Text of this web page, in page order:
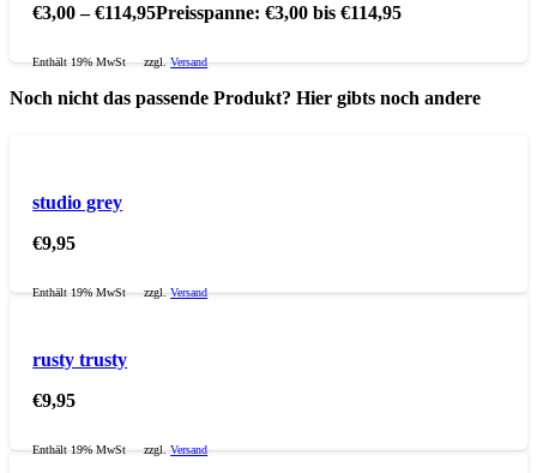
€3,00 –€114,95Preisspanne: €3,00 bis €114,95
Enthält 19% MwSt zzgl.Versand
Noch nicht das passende Produkt? Hier gibts noch andere
studio grey
€9,95
Enthält 19% MwSt zzgl.Versand
rusty trusty
€9,95
Enthält 19% MwSt zzgl.Versand